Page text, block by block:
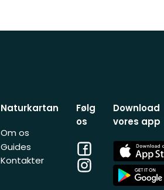
Naturkartan
Om os
Guides
Kontakter
Følg
os
Facebook
Instagram
Download
vores app
App
Store
App
Store